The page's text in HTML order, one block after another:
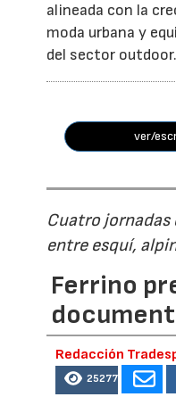
alineada con la
moda urbana y
del sector outdoor.
ver/
Cuatro
entre esquí,
Ferrino
Redacción
25277